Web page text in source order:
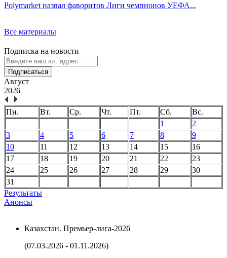
Polymarket назвал фаворитов Лиги чемпионов УЕФА...
Все материалы
Подписка на новости
Подписаться
Август
2026
Пн. Вт. Ср. Чт. Пт. Сб.
Вс.
1
2
3
4 5 6 7 8
9
10
11 12 13 14 15
16
17
18 19 20 21 22
23
24
25 26 27 28 29
30
31
Результаты
Анонсы
Казахстан. Премьер-лига-2026
(07.03.2026 - 01.11.2026)